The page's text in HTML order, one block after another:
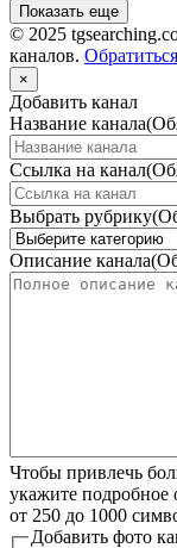
Показать еще
© 2025
каналов.
×
Добавить канал
Название канала
Ссылка на канал
Выбрать рубрику
Описание канала
Чтобы привлечь
укажите
от 250 до 1000
Добавить фото